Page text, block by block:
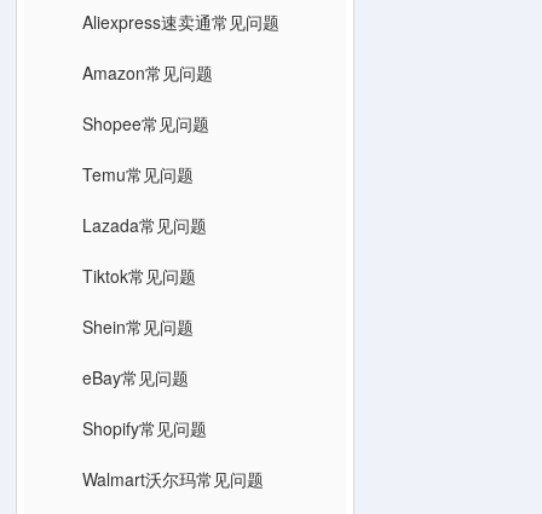
Aliexpress速卖通常见问题
Amazon常见问题
Shopee常见问题
Temu常见问题
Lazada常见问题
Tiktok常见问题
Shein常见问题
eBay常见问题
Shopify常见问题
Walmart沃尔玛常见问题